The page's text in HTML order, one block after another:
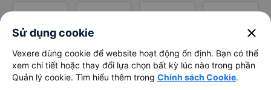
Sử dụng cookie close
Vexere dùng cookie để website hoạt động ổn định. Bạn có thể
xem chi tiết hoặc thay đổi lựa chọn bất kỳ lúc nào trong phần
Quản lý cookie. Tìm hiểu thêm trong Chính sách Cookie.